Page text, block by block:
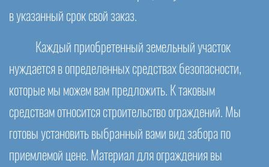
в указанный срок свой заказ.
Каждый приобретенный земельный участок
нуждается в определенных средствах безопасности,
которые мы можем вам предложить. К таковым
средствам относится строительство ограждений. Мы
готовы установить выбранный вами вид забора по
приемлемой цене. Материал для ограждения вы